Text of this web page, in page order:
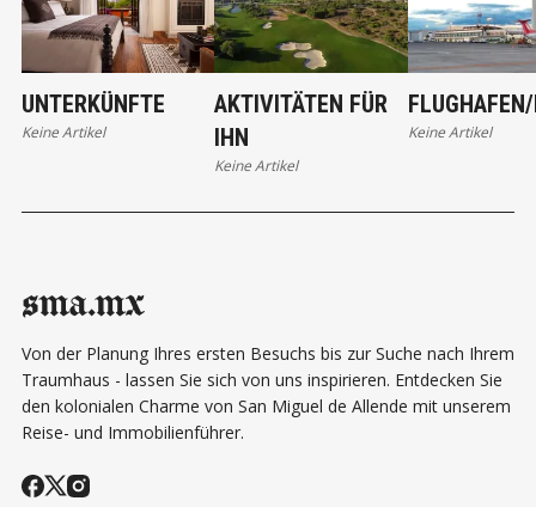
UNTERKÜNFTE
Keine Artikel
AKTIVITÄTEN FÜR
IHN
Keine Artikel
Keine Artikel
sma.mx
Von der Planung Ihres ersten Besuchs bis zur Suche nach Ihrem
Traumhaus - lassen Sie sich von uns inspirieren. Entdecken Sie
den kolonialen Charme von San Miguel de Allende mit unserem
Reise- und Immobilienführer.